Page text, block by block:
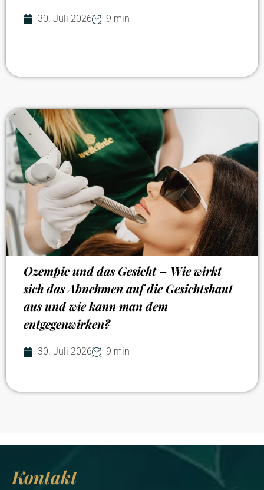
30. Juli 2026 9 min
Ozempic und das Gesicht – Wie wirkt
sich das Abnehmen auf die Gesichtshaut
aus und wie kann man dem
entgegenwirken?
30. Juli 2026 9 min
Kontakt